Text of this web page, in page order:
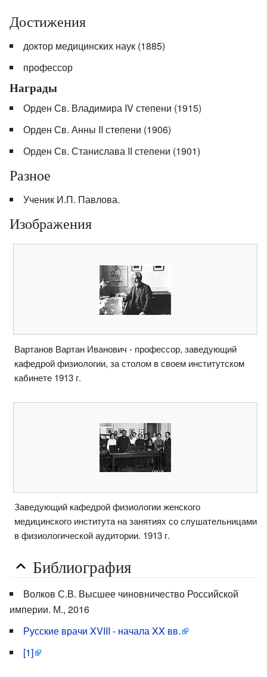
Достижения
доктор медицинских наук (1885)
профессор
Награды
Орден Св. Владимира IV степени (1915)
Орден Св. Анны II степени (1906)
Орден Св. Станислава II степени (1901)
Разное
Ученик И.П. Павлова.
Изображения
Вартанов Вартан Иванович - профессор, заведующий
кафедрой физиологии, за столом в своем институтском
кабинете 1913 г.
Заведующий кафедрой физиологии женского
медицинского института на занятиях со слушательницами
в физиологической аудитории. 1913 г.
Библиография
Волков С.В. Высшее чиновничество Российской
империи. М., 2016
Русские врачи XVIII - начала XX вв.
[1]